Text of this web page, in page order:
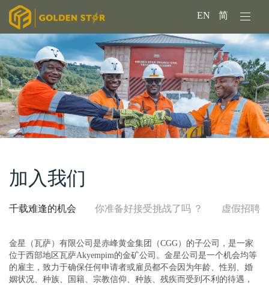
EN 简
加入我们
千载难逢的机会 你准备好接受挑战了吗 ？ 虚假招聘
金星（瓦萨）有限公司是赤峰黄金集团（CGG）的子公司，是一家
位于西部地区瓦萨Akyempim的金矿公司。金星公司是一个机会均等
的雇主，致力于确保任何申请者或雇员都不会因为年龄、性别、婚
姻状况、种族、国籍、宗教信仰、种族、残疾而受到不利的待遇，